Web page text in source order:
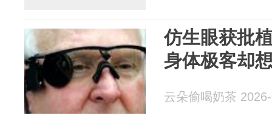
仿生眼获批
身体极客却
云朵偷喝奶茶